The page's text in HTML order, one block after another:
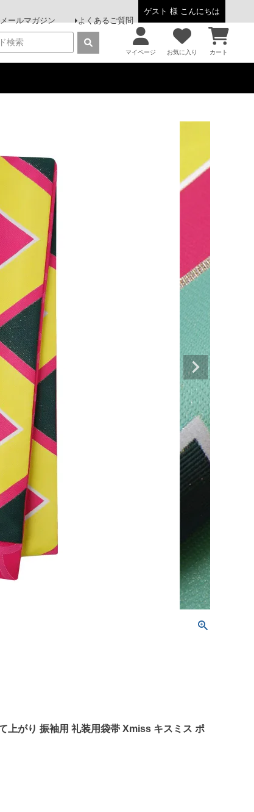
ゲスト 様 こんにちは
メールマガジン よくあるご質問
マイページ お気に入り カート
上がり 振袖用 礼装用袋帯 Xmiss キスミス ポ